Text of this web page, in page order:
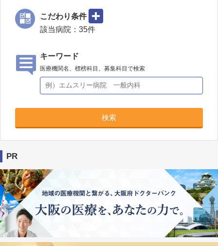
こだわり条件
該当病院： 35件
キーワード
医療機関名、標榜科目、募集科目で検索
検索
PR